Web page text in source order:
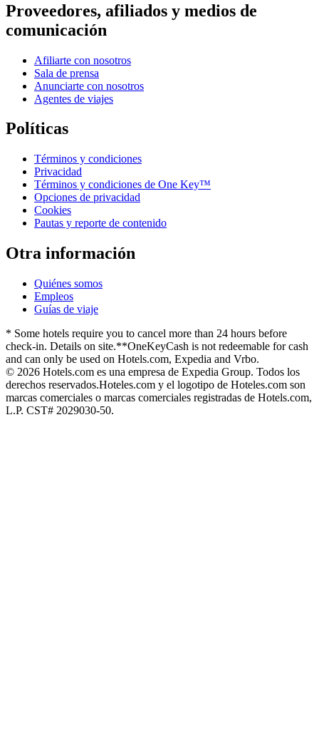
Proveedores, afiliados y medios de
comunicación
Afiliarte con nosotros
Sala de prensa
Anunciarte con nosotros
Agentes de viajes
Políticas
Términos y condiciones
Privacidad
Términos y condiciones de One Key™
Opciones de privacidad
Cookies
Pautas y reporte de contenido
Otra información
Quiénes somos
Empleos
Guías de viaje
* Some hotels require you to cancel more than 24 hours before
check-in. Details on site.**OneKeyCash is not redeemable for cash
and can only be used on Hotels.com, Expedia and Vrbo.
© 2026 Hotels.com es una empresa de Expedia Group. Todos los
derechos reservados.Hoteles.com y el logotipo de Hoteles.com son
marcas comerciales o marcas comerciales registradas de Hotels.com,
L.P. CST# 2029030-50.